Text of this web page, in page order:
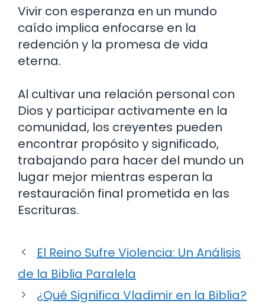
Vivir con esperanza en un mundo
caído implica enfocarse en la
redención y la promesa de vida
eterna.
Al cultivar una relación personal con
Dios y participar activamente en la
comunidad, los creyentes pueden
encontrar propósito y significado,
trabajando para hacer del mundo un
lugar mejor mientras esperan la
restauración final prometida en las
Escrituras.
El Reino Sufre Violencia: Un Análisis
de la Biblia Paralela
¿Qué Significa Vladimir en la Biblia?